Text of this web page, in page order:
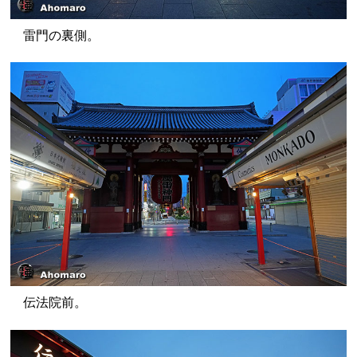
雷門の裏側。
伝法院前。